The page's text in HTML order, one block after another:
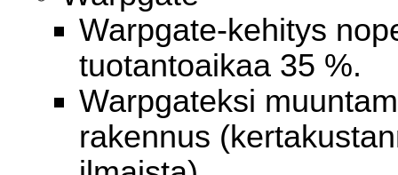
Warpgate-kehitys
tuotantoaikaa 35 %.
Warpgateksi
rakennus